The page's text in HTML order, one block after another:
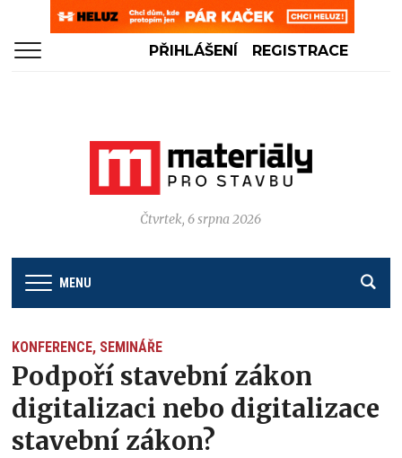
PŘIHLÁŠENÍ REGISTRACE
Čtvrtek, 6 srpna 2026
MENU
KONFERENCE, SEMINÁŘE
Podpoří stavební zákon
digitalizaci nebo digitalizace
stavební zákon?